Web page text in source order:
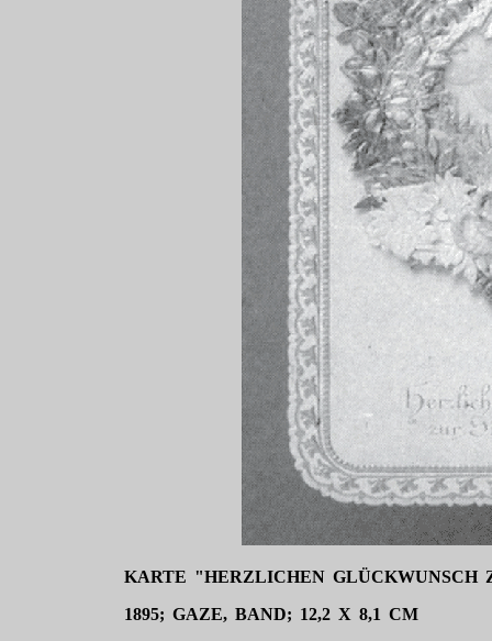
KARTE "HERZLICHEN GLÜCKWUNSCH
1895; GAZE, BAND; 12,2 X 8,1 CM